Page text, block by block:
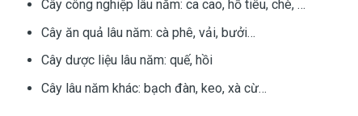
Cây công nghiệp lâu năm: ca cao, hồ tiêu, chè, …
Cây ăn quả lâu năm: cà phê, vải, bưởi…
Cây dược liệu lâu năm: quế, hồi
Cây lâu năm khác: bạch đàn, keo, xà cừ…